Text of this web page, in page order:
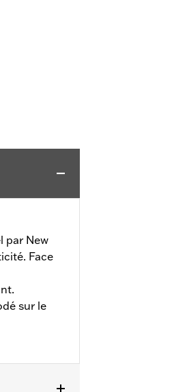
par New
Face
sur le